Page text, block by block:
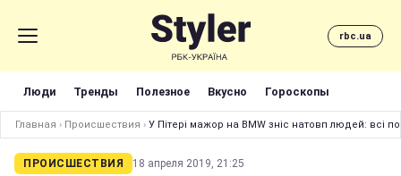
rbc.ua
Люди Тренды Полезное Вкусно Гороскопы
Главная › Происшествия › У Пітері мажор на BMW зніс натовп людей: всі
ПРОИСШЕСТВИЯ 18 апреля 2019, 21:25